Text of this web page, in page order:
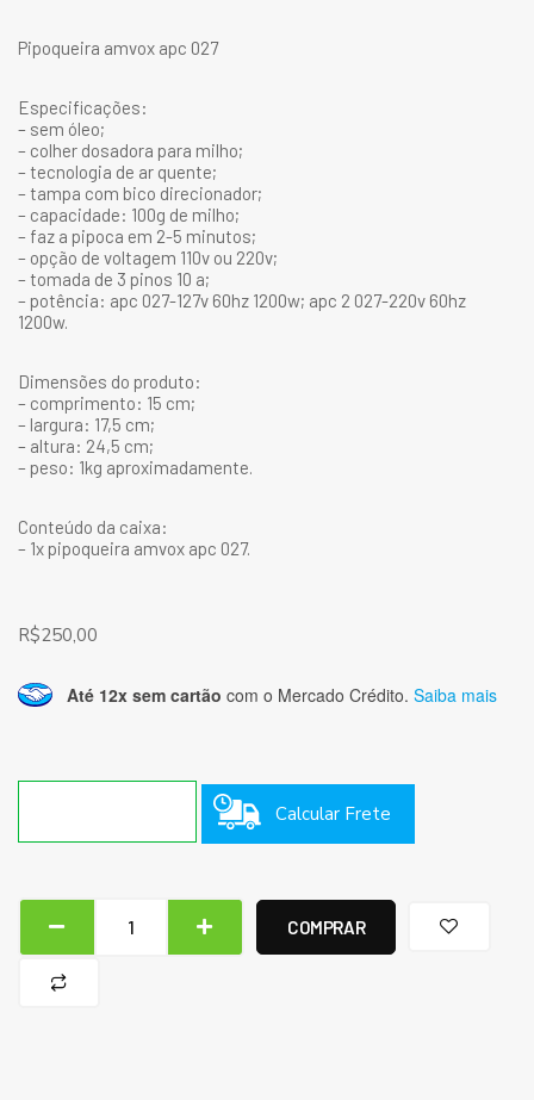
Pipoqueira amvox apc 027
Especificações:
– sem óleo;
– colher dosadora para milho;
– tecnologia de ar quente;
– tampa com bico direcionador;
– capacidade: 100g de milho;
– faz a pipoca em 2-5 minutos;
– opção de voltagem 110v ou 220v;
– tomada de 3 pinos 10 a;
– potência: apc 027-127v 60hz 1200w; apc 2 027-220v 60hz
1200w.
Dimensões do produto:
– comprimento: 15 cm;
– largura: 17,5 cm;
– altura: 24,5 cm;
– peso: 1kg aproximadamente.
Conteúdo da caixa:
– 1x pipoqueira amvox apc 027.
R$250,00
Até 12x sem cartão com o Mercado Crédito. Saiba mais
Calcular Frete
COMPRAR